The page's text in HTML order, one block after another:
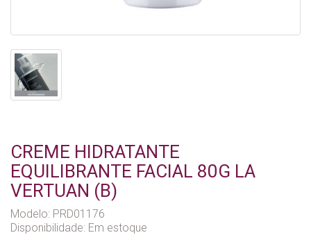
CREME HIDRATANTE
EQUILIBRANTE FACIAL 80G LA
VERTUAN (B)
Modelo: PRD01176
Disponibilidade: Em estoque